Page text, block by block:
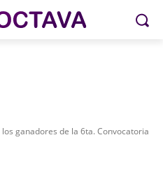
los ganadores de la 6ta. Convocatoria